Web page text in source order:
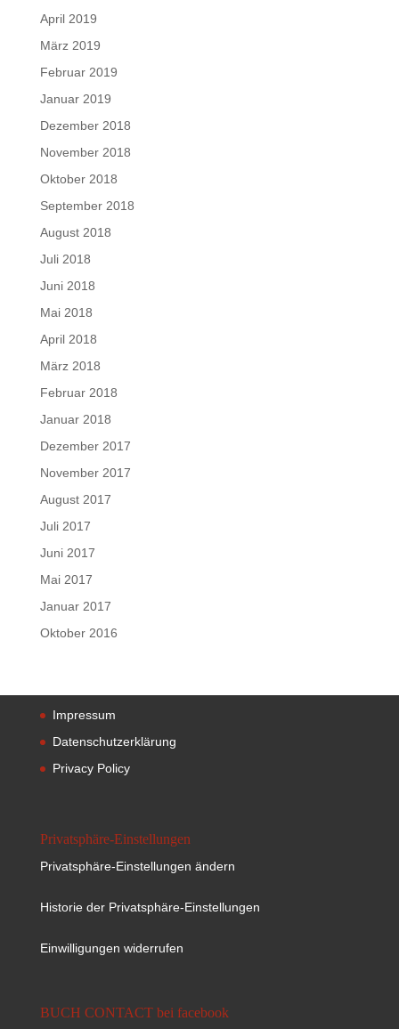
April 2019
März 2019
Februar 2019
Januar 2019
Dezember 2018
November 2018
Oktober 2018
September 2018
August 2018
Juli 2018
Juni 2018
Mai 2018
April 2018
März 2018
Februar 2018
Januar 2018
Dezember 2017
November 2017
August 2017
Juli 2017
Juni 2017
Mai 2017
Januar 2017
Oktober 2016
Impressum
Datenschutzerklärung
Privacy Policy
Privatsphäre-Einstellungen
Privatsphäre-Einstellungen ändern
Historie der Privatsphäre-Einstellungen
Einwilligungen widerrufen
BUCH CONTACT bei facebook